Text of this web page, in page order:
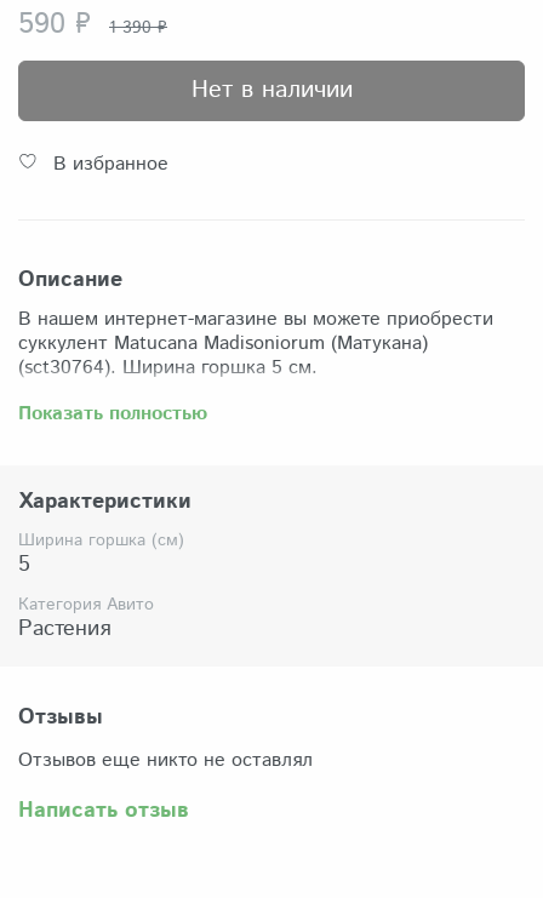
590 ₽ 1 390 ₽
Нет в наличии
В избранное
Описание
В нашем интернет-магазине вы можете приобрести
суккулент Matucana Madisoniorum (Матукана)
(sct30764). Ширина горшка 5 см.
Забрать растение можно самовывозом из нашего
по России осуществляется через Яндекс-доставку или
СДЭК.
Комплектация:
Растение (отправляется с открытой корневой
системой, это норма для всех суккулентов, они
Показать полностью
Характеристики
Ширина горшка (см)
5
Категория Авито
Растения
Отзывы
Отзывов еще никто не оставлял
Написать отзыв